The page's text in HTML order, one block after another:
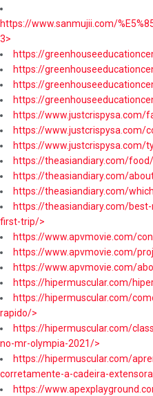
https://www.sanmujii.com/
3>
https://
https://
https://
https://
https://www.justcrispysa.com/
https://www.justcrispysa.com/
https://www.justcrispysa.com/
https://theasiandiary.com/
https://theasiandiary.com/
https://theasiandiary.com/
https://theasiandiary.com/
first-trip/>
https://www.apvmovie.com/
https://www.apvmovie.com/
https://www.apvmovie.com/
https://hipermuscular.com/
https://hipermuscular.com/
rapido/>
https://hipermuscular.com/
no-mr-olympia-2021/>
https://hipermuscular.com/
corretamente-a-cadeira-
https://